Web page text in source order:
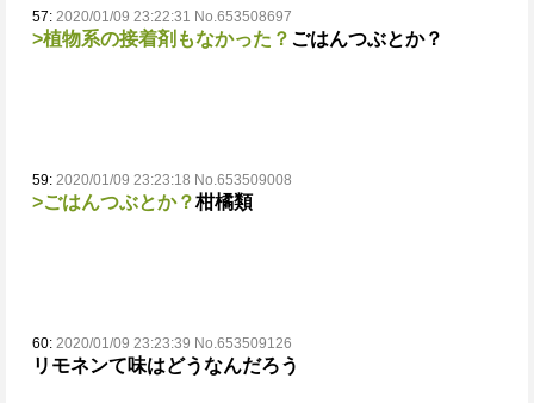
57: 2020/01/09 23:22:31 No.653508697
>植物系の接着剤もなかった？ ごはんつぶとか？
59: 2020/01/09 23:23:18 No.653509008
>ごはんつぶとか？柑橘類
60: 2020/01/09 23:23:39 No.653509126
リモネンて味はどうなんだろう